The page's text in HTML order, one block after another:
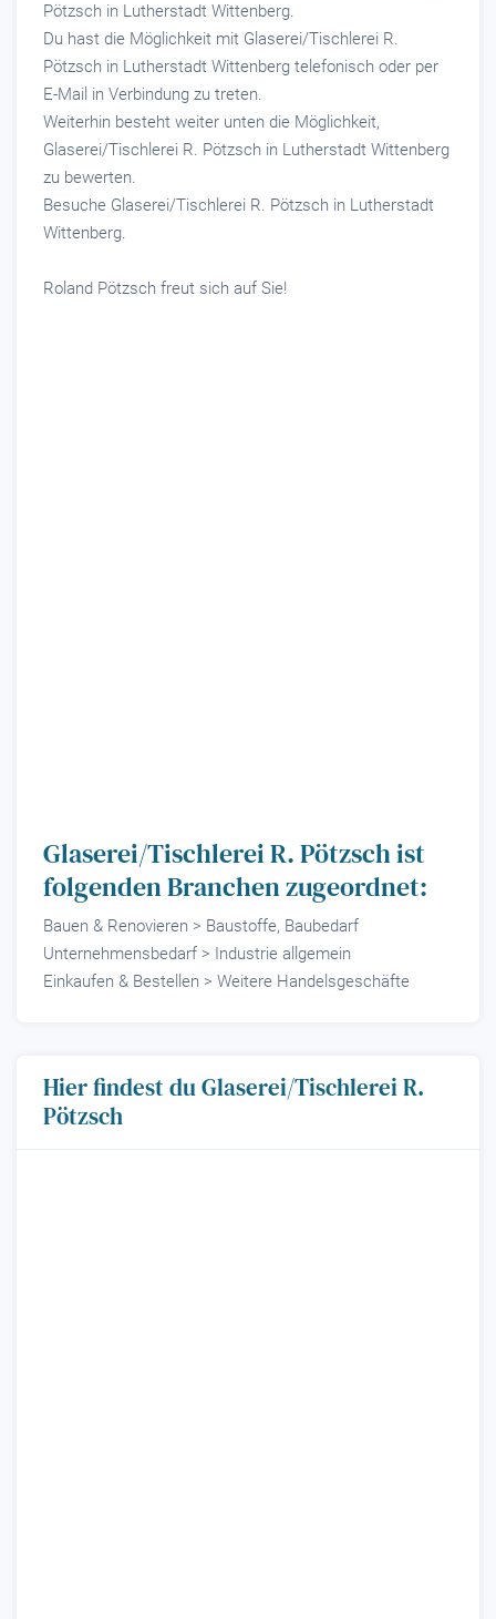
Pötzsch in Lutherstadt Wittenberg.
Du hast die Möglichkeit mit Glaserei/Tischlerei R.
Pötzsch in Lutherstadt Wittenberg telefonisch oder per
E-Mail in Verbindung zu treten.
Weiterhin besteht weiter unten die Möglichkeit,
Glaserei/Tischlerei R. Pötzsch in Lutherstadt Wittenberg
zu bewerten.
Besuche Glaserei/Tischlerei R. Pötzsch in Lutherstadt
Wittenberg.
Roland Pötzsch freut sich auf Sie!
Glaserei/Tischlerei R. Pötzsch ist
folgenden Branchen zugeordnet:
Bauen & Renovieren > Baustoffe, Baubedarf
Unternehmensbedarf > Industrie allgemein
Einkaufen & Bestellen > Weitere Handelsgeschäfte
Hier findest du Glaserei/Tischlerei R.
Pötzsch